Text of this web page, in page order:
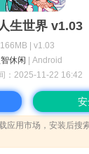
生世界 v1.03
166MB | v1.03
休闲
| Android
： 2025-11-22 16:42
应用市场，安装后搜